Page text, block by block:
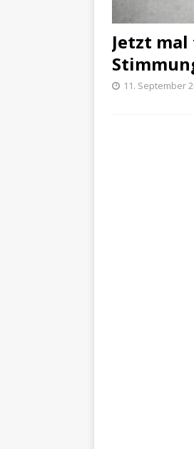
Jetzt
11. September